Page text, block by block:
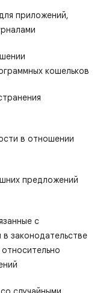
приложений,
кошельков
в отношении
предложений
с
законодательстве